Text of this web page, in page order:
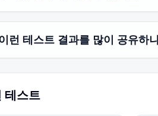
런 테스트 결과를 많이 공유하
테스트